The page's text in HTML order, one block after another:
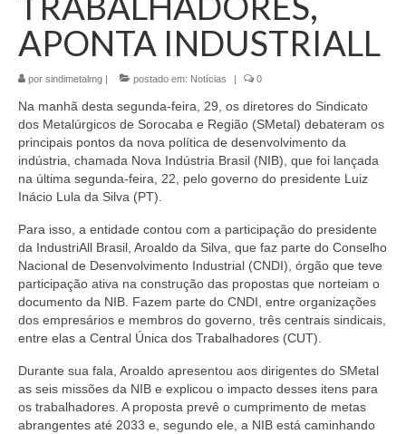
APONTA INDUSTRIALL
por sindimetalmg | postado em: Notícias | 0
Na manhã desta segunda-feira, 29, os diretores do Sindicato
dos Metalúrgicos de Sorocaba e Região (SMetal) debateram os
principais pontos da nova política de desenvolvimento da
indústria, chamada Nova Indústria Brasil (NIB), que foi lançada
na última segunda-feira, 22, pelo governo do presidente Luiz
Inácio Lula da Silva (PT).
Para isso, a entidade contou com a participação do presidente
da IndustriAll Brasil, Aroaldo da Silva, que faz parte do Conselho
Nacional de Desenvolvimento Industrial (CNDI), órgão que teve
participação ativa na construção das propostas que norteiam o
documento da NIB. Fazem parte do CNDI, entre organizações
dos empresários e membros do governo, três centrais sindicais,
entre elas a Central Única dos Trabalhadores (CUT).
Durante sua fala, Aroaldo apresentou aos dirigentes do SMetal
as seis missões da NIB e explicou o impacto desses itens para
os trabalhadores. A proposta prevê o cumprimento de metas
abrangentes até 2033 e, segundo ele, a NIB está caminhando